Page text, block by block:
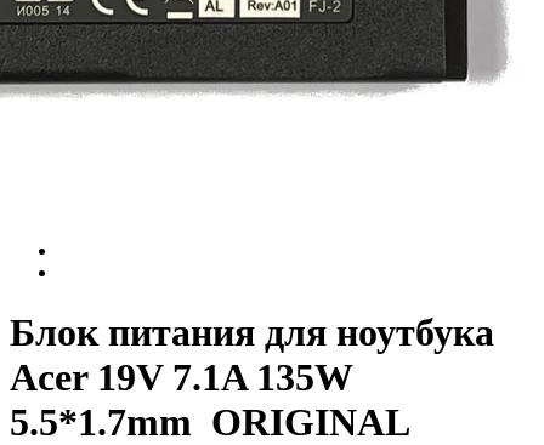
Блок питания для ноутбука
Acer 19V 7.1A 135W
5.5*1.7mm ORIGINAL